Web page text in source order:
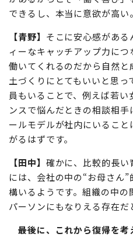
【田中】
そうなんです。その
女性たちの最大の魅力なの
があるからこそ「働く喜び
できるし、本当に意欲が高い
【青野】 そこに安心感があ
ィーなキャッチアップ力につ
働いてくれるのだから自然と
土づくりにとてもいいと思っ
員もいることで、例えば若
ンスで悩んだときの相談相手
ールモデルが社内にいるこ
がるはずです。
【田中】
確かに、比較的長い
には、会社の中の“お母さん
構いるようです。組織の中